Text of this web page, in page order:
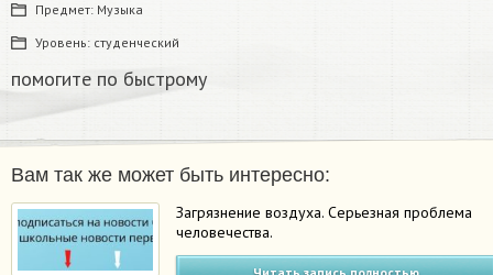
Предмет: Музыка
Уровень: студенческий
помогите по быстрому​
Вам так же может быть интересно:
Загрязнение воздуха. Серьезная проблема
человечества.